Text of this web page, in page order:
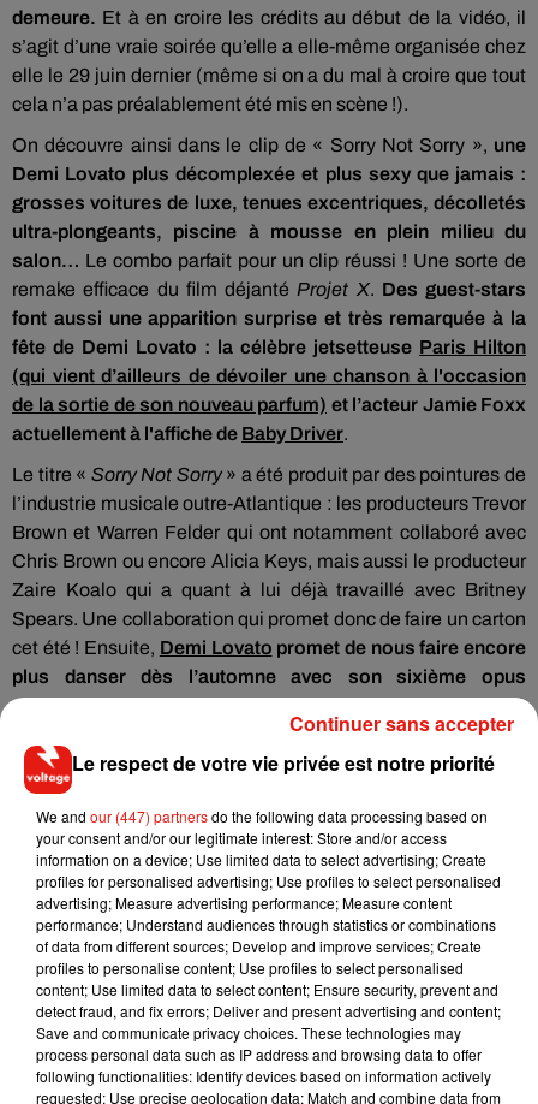
demeure. Et à en croire les crédits au début de la vidéo, il
s’agit d’une vraie soirée qu’elle a elle-même organisée chez
elle le 29 juin dernier (même si on a du mal à croire que tout
cela n’a pas préalablement été mis en scène !).
On découvre ainsi dans le clip de « Sorry Not Sorry », une
Demi Lovato plus décomplexée et plus sexy que jamais :
grosses voitures de luxe, tenues excentriques, décolletés
ultra-plongeants, piscine à mousse en plein milieu du
salon… Le combo parfait pour un clip réussi ! Une sorte de
remake efficace du film déjanté Projet X. Des guest-stars
font aussi une apparition surprise et très remarquée à la
fête de Demi Lovato : la célèbre jetsetteuse Paris Hilton
(qui vient d’ailleurs de dévoiler une chanson à l'occasion
de la sortie de son nouveau parfum) et l’acteur Jamie Foxx
actuellement à l'affiche de Baby Driver.
Le titre « Sorry Not Sorry» a été produit par des pointures de
l’industrie musicale outre-Atlantique : les producteurs Trevor
Brown et Warren Felder qui ont notamment collaboré avec
Chris Brown ou encore Alicia Keys, mais aussi le producteur
Zaire Koalo qui a quant à lui déjà travaillé avec Britney
Spears. Une collaboration qui promet donc de faire un carton
cet été ! Ensuite, Demi Lovato promet de nous faire encore
plus danser dès l’automne avec son sixième opus
actuellement en préparation
Le respect de votre vie privée est notre priorité
We and our (447) partnersdo the following data processing based on
your consent and/or our legitimate interest: Store and/or access
information on a device; Use limited data to select advertising; Create
profiles for personalised advertising; Use profiles to select personalised
advertising; Measure advertising performance; Measure content
performance; Understand audiences through statistics or combinations
of data from different sources; Develop and improve services; Create
profiles to personalise content; Use profiles to select personalised
content; Use limited data to select content; Ensure security, prevent and
detect fraud, and fix errors; Deliver and present advertising and content;
Save and communicate privacy choices. These technologies may
process personal data such as IP address and browsing data to offer
following functionalities: Identify devices based on information actively
requested; Use precise geolocation data; Match and combine data from
Continuer sans accepter